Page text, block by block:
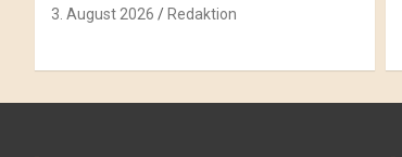
3. August 2026 Redaktion